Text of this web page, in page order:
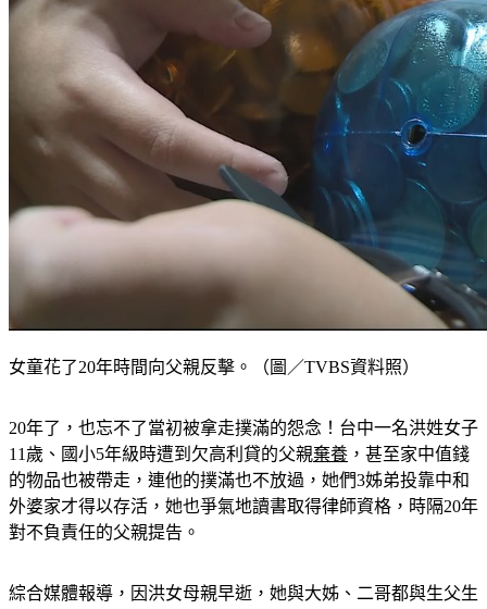
女童花了20年時間向父親反擊。（圖／TVBS資料照）
20年了，也忘不了當初被拿走撲滿的怨念！台中一名洪姓女子
11歲、國小5年級時遭到欠高利貸的父親棄養 ，甚至家中值錢
的物品也被帶走，連他的撲滿也不放過，她們3姊弟投靠中和
外婆家才得以存活，她也爭氣地讀書取得律師資格，時隔20年
對不負責任的父親提告。
綜合媒體報導，因洪女母親早逝，她與大姊、二哥都與生父生